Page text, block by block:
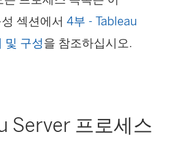
섹션에서 4부 - Tableau
및 구성을 참조하십시오.
Server 프로세스